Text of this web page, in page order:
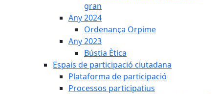
gran
Any 2024
Ordenança Orpime
Any 2023
Bústia Ètica
Espais de participació ciutadana
Plataforma de participació
Processos participatius